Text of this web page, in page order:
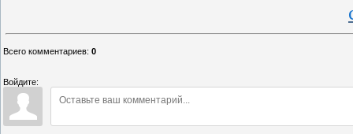
Всего комментариев: 0
Войдите: